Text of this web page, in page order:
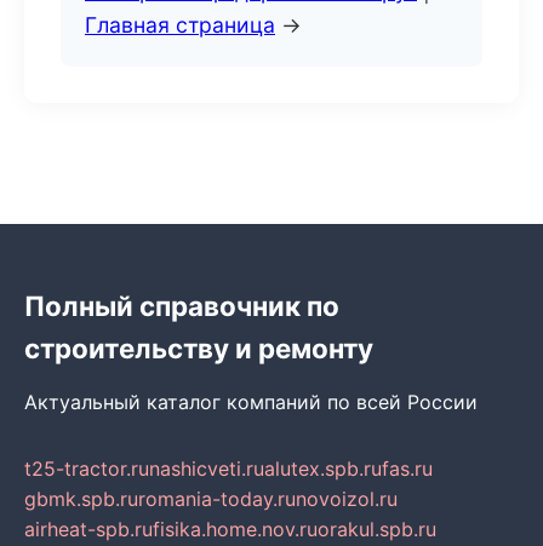
Главная страница →
Полный справочник по
строительству и ремонту
Актуальный каталог компаний по всей России
t25-tractor.runashicveti.rualutex.spb.rufas.ru
gbmk.spb.ruromania-today.runovoizol.ru
airheat-spb.rufisika.home.nov.ruorakul.spb.ru